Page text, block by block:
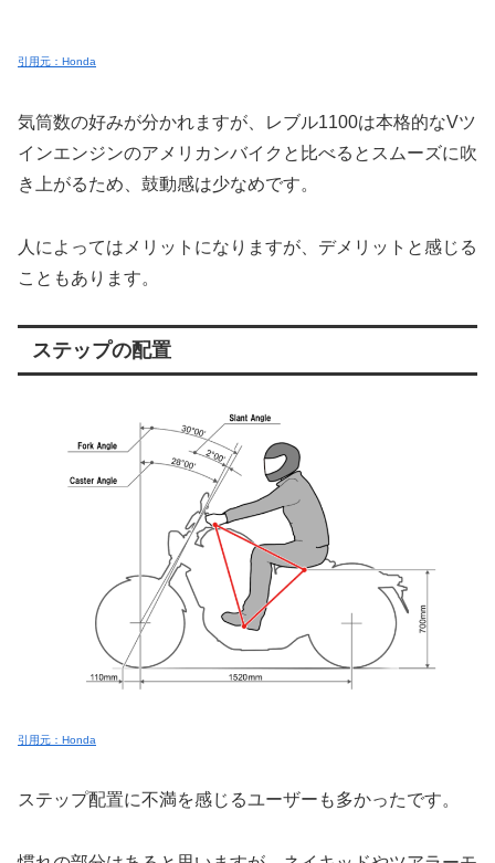
引用元：Honda
気筒数の好みが分かれますが、レブル1100は本格的なVツ
インエンジンのアメリカンバイクと比べるとスムーズに吹
き上がるため、鼓動感は少なめです。
人によってはメリットになりますが、デメリットと感じる
こともあります。
ステップの配置
引用元：Honda
ステップ配置に不満を感じるユーザーも多かったです。